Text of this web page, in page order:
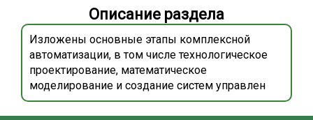
Описание раздела
Изложены основные этапы комплексной
автоматизации, в том числе технологическое
проектирование, математическое
моделирование и создание систем управлен